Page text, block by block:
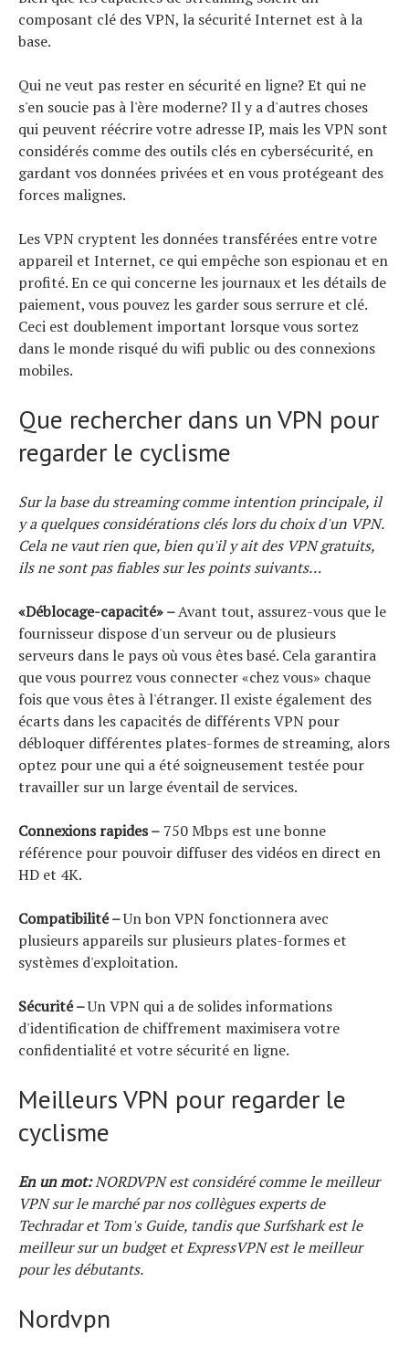
composant clé des VPN, la sécurité Internet est à la
base.
Qui ne veut pas rester en sécurité en ligne? Et qui ne
s'en soucie pas à l'ère moderne? Il y a d'autres choses
qui peuvent réécrire votre adresse IP, mais les VPN sont
considérés comme des outils clés en cybersécurité, en
gardant vos données privées et en vous protégeant des
forces malignes.
Les VPN cryptent les données transférées entre votre
appareil et Internet, ce qui empêche son espionau et en
profité. En ce qui concerne les journaux et les détails de
paiement, vous pouvez les garder sous serrure et clé.
Ceci est doublement important lorsque vous sortez
dans le monde risqué du wifi public ou des connexions
mobiles.
Que rechercher dans un VPN pour
regarder le cyclisme
Sur la base du streaming comme intention principale, il
y a quelques considérations clés lors du choix d'un VPN.
Cela ne vaut rien que, bien qu'il y ait des VPN gratuits,
ils ne sont pas fiables sur les points suivants…
«Déblocage-capacité» –Avant tout, assurez-vous que le
fournisseur dispose d'un serveur ou de plusieurs
serveurs dans le pays où vous êtes basé. Cela garantira
que vous pourrez vous connecter «chez vous» chaque
fois que vous êtes à l'étranger. Il existe également des
écarts dans les capacités de différents VPN pour
débloquer différentes plates-formes de streaming, alors
optez pour une qui a été soigneusement testée pour
travailler sur un large éventail de services.
Connexions rapides – 750 Mbps est une bonne
référence pour pouvoir diffuser des vidéos en direct en
HD et 4K.
Compatibilité –Un bon VPN fonctionnera avec
plusieurs appareils sur plusieurs plates-formes et
systèmes d'exploitation.
Sécurité –Un VPN qui a de solides informations
d'identification de chiffrement maximisera votre
confidentialité et votre sécurité en ligne.
Meilleurs VPN pour regarder le
cyclisme
En un mot:NORDVPN est considéré comme le meilleur
VPN sur le marché par nos collègues experts de
Techradar et Tom's Guide, tandis que Surfshark est le
meilleur sur un budget et ExpressVPN est le meilleur
pour les débutants.
Nordvpn